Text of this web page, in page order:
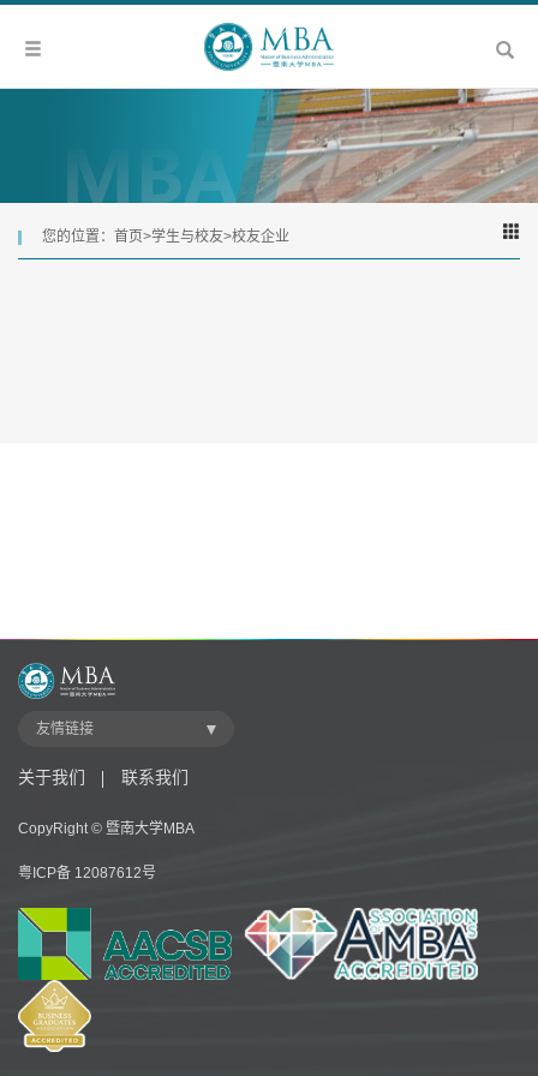
您的位置： 首页>学生与校友>校友企业
友情链接
关于我们 联系我们
CopyRight © 暨南大学MBA
粤ICP备 12087612号